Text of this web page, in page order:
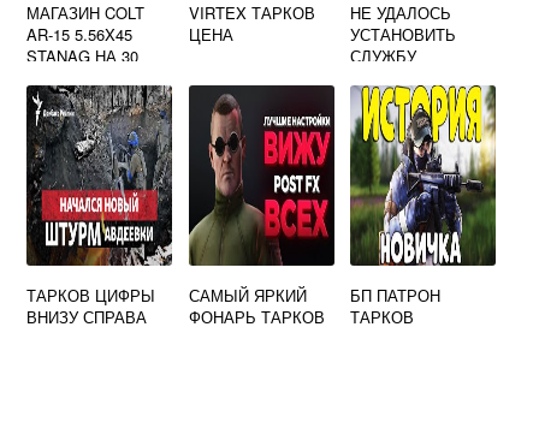
МАГАЗИН COLT
AR-15 5.56X45
STANAG НА 30
ESCAPE FROM
TARKOV
VIRTEX ТАРКОВ
ЦЕНА
НЕ УДАЛОСЬ
УСТАНОВИТЬ
СЛУЖБУ
SERVICE 4
50000005 ТАРКОВ
ТАРКОВ ЦИФРЫ
ВНИЗУ СПРАВА
САМЫЙ ЯРКИЙ
ФОНАРЬ ТАРКОВ
БП ПАТРОН
ТАРКОВ